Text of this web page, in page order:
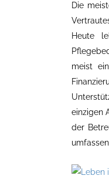
Die
Heute
meist
einzigen
der